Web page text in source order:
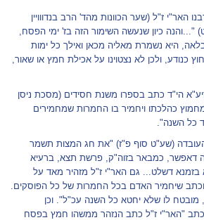
האר"י ז"ל (שער הכוונות מהד' הרב בנדווויין
"...והנה כיון שנעשה השימור הזה בז' ימי הפסח,
היא נשמרת מאליה מכאן ואילך כל ימות
כנודע, ולכן לא נצטוינו על אכילת חמץ או שאור,
הי"ד כתב בספרו משנת חסידים (מסכת ניסן
כהלכתו ויחמיר בו החמרות שמחמירים
כל השנה".
(שע"ט סוף פ"ז) "את חג המצות תשמר
דאפשר, כמבאר בזוה"ק, פרשת תצא, ברעיא
בזמנא דשלט... גם האר"י ז"ל מזהיר מאד על
שיחמיר האדם בכל החמרות של כל הפוסקים.
לו שלא יחטא כל השנה עכ"ל". וכן
"האר"י ז"ל כתב הנזהר ממשהו חמץ בפסח